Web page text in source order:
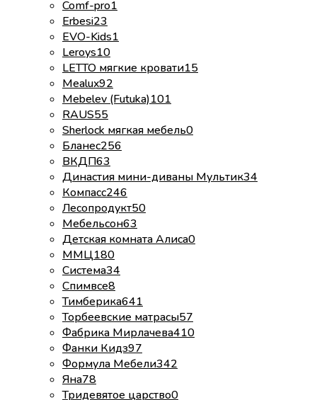
Comf-pro1
Erbesi23
EVO-Kids1
Leroys10
LETTO мягкие кровати15
Mealux92
Mebelev (Futuka)101
RAUS55
Sherlock мягкая мебель0
Бланес256
ВКДП63
Династия мини-диваны Мультик34
Компасс246
Лесопродукт50
Мебельсон63
Детская комната Алиса0
ММЦ180
Система34
Спимвсе8
Тимберика641
Торбеевские матрасы57
Фабрика Мирлачева410
Фанки Кидз97
Формула Мебели342
Яна78
Тридевятое царство0